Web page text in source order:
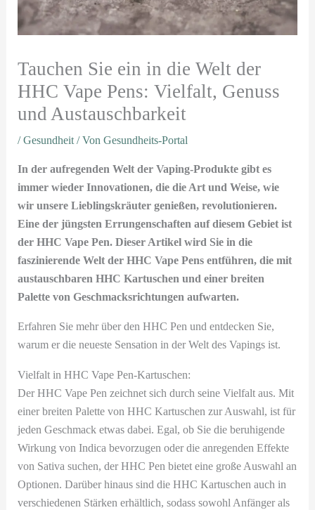
Tauchen Sie ein in die Welt der
HHC Vape Pens: Vielfalt, Genuss
und Austauschbarkeit
/Gesundheit/ VonGesundheits-Portal
In der aufregenden Welt der Vaping-Produkte gibt es
immer wieder Innovationen, die die Art und Weise, wie
wir unsere Lieblingskräuter genießen, revolutionieren.
Eine der jüngsten Errungenschaften auf diesem Gebiet ist
der HHC Vape Pen. Dieser Artikel wird Sie in die
faszinierende Welt der HHC Vape Pens entführen, die mit
austauschbaren HHC Kartuschen und einer breiten
Palette von Geschmacksrichtungen aufwarten.
Erfahren Sie mehr über den HHC Pen und entdecken Sie,
warum er die neueste Sensation in der Welt des Vapings ist.
Vielfalt in HHC Vape Pen-Kartuschen:
Der HHC Vape Pen zeichnet sich durch seine Vielfalt aus. Mit
einer breiten Palette von HHC Kartuschen zur Auswahl, ist für
jeden Geschmack etwas dabei. Egal, ob Sie die beruhigende
Wirkung von Indica bevorzugen oder die anregenden Effekte
von Sativa suchen, der HHC Pen bietet eine große Auswahl an
Optionen. Darüber hinaus sind die HHC Kartuschen auch in
verschiedenen Stärken erhältlich, sodass sowohl Anfänger als